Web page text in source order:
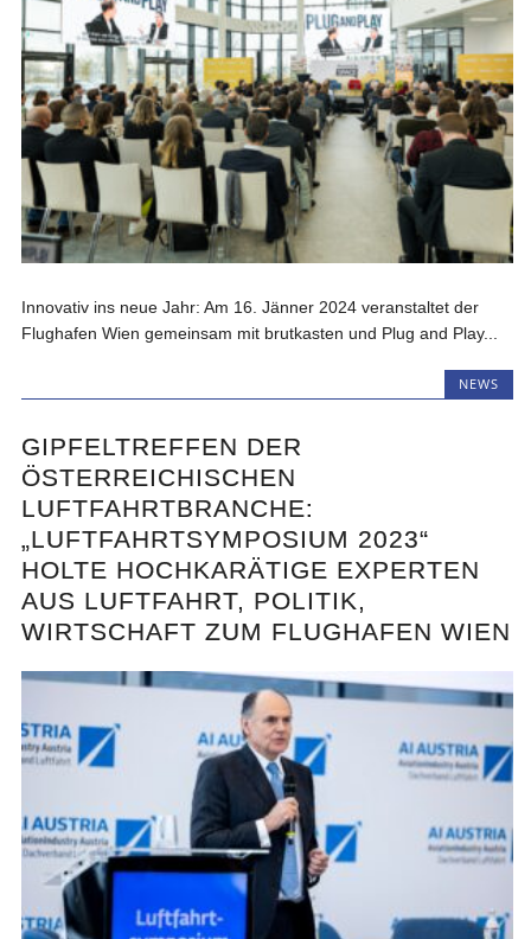
Innovativ ins neue Jahr: Am 16. Jänner 2024 veranstaltet der
Flughafen Wien gemeinsam mit brutkasten und Plug and Play...
NEWS
GIPFELTREFFEN DER
ÖSTERREICHISCHEN
LUFTFAHRTBRANCHE:
„LUFTFAHRTSYMPOSIUM 2023“
HOLTE HOCHKARÄTIGE EXPERTEN
AUS LUFTFAHRT, POLITIK,
WIRTSCHAFT ZUM FLUGHAFEN WIEN